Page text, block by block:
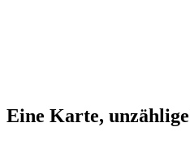
Eine Karte,